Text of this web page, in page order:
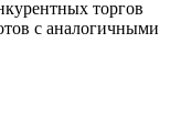
торгов
с аналогичными